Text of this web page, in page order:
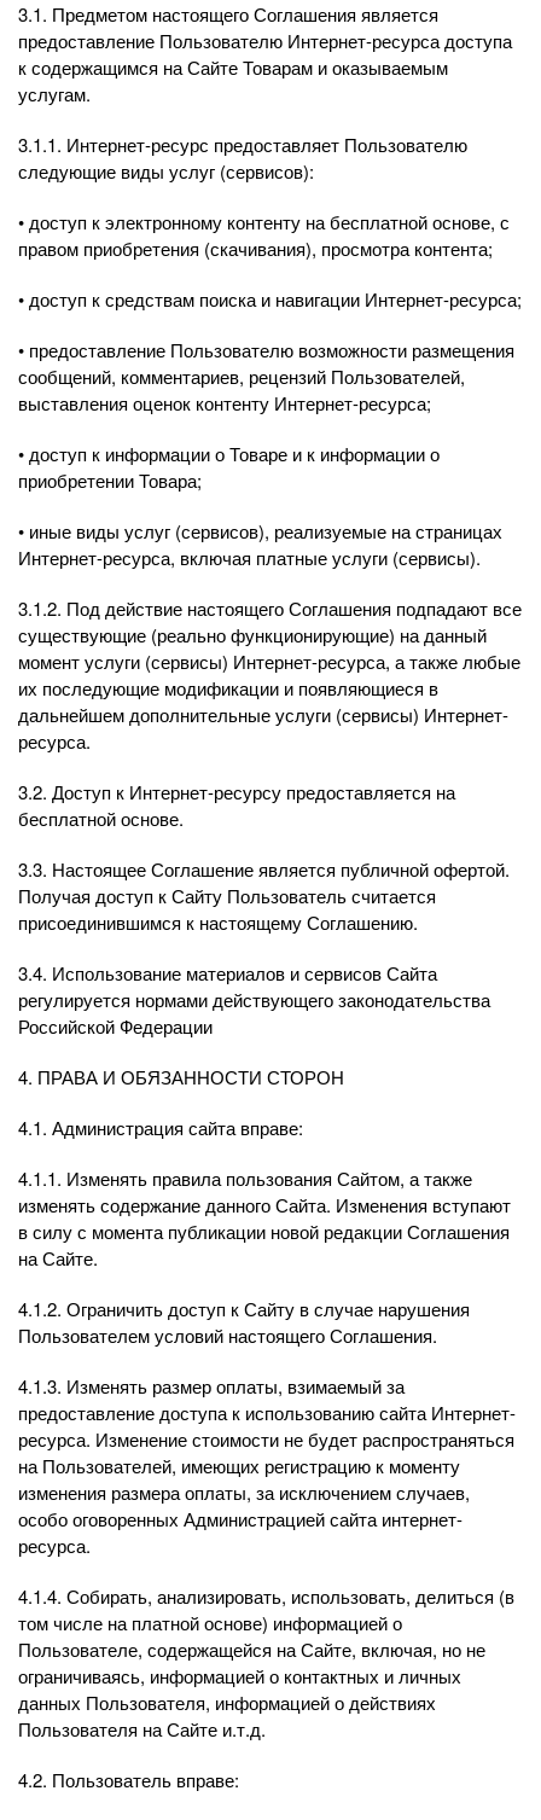
3.1. Предметом настоящего Соглашения является
предоставление Пользователю Интернет-ресурса доступа
к содержащимся на Сайте Товарам и оказываемым
услугам.
3.1.1. Интернет-ресурс предоставляет Пользователю
следующие виды услуг (сервисов):
• доступ к электронному контенту на бесплатной основе, с
правом приобретения (скачивания), просмотра контента;
• доступ к средствам поиска и навигации Интернет-ресурса;
• предоставление Пользователю возможности размещения
сообщений, комментариев, рецензий Пользователей,
выставления оценок контенту Интернет-ресурса;
• доступ к информации о Товаре и к информации о
приобретении Товара;
• иные виды услуг (сервисов), реализуемые на страницах
Интернет-ресурса, включая платные услуги (сервисы).
3.1.2. Под действие настоящего Соглашения подпадают все
существующие (реально функционирующие) на данный
момент услуги (сервисы) Интернет-ресурса, а также любые
их последующие модификации и появляющиеся в
дальнейшем дополнительные услуги (сервисы) Интернет-
ресурса.
3.2. Доступ к Интернет-ресурсу предоставляется на
бесплатной основе.
3.3. Настоящее Соглашение является публичной офертой.
Получая доступ к Сайту Пользователь считается
присоединившимся к настоящему Соглашению.
3.4. Использование материалов и сервисов Сайта
регулируется нормами действующего законодательства
Российской Федерации
4. ПРАВА И ОБЯЗАННОСТИ СТОРОН
4.1. Администрация сайта вправе:
4.1.1. Изменять правила пользования Сайтом, а также
изменять содержание данного Сайта. Изменения вступают
в силу с момента публикации новой редакции Соглашения
на Сайте.
4.1.2. Ограничить доступ к Сайту в случае нарушения
Пользователем условий настоящего Соглашения.
4.1.3. Изменять размер оплаты, взимаемый за
предоставление доступа к использованию сайта Интернет-
ресурса. Изменение стоимости не будет распространяться
на Пользователей, имеющих регистрацию к моменту
изменения размера оплаты, за исключением случаев,
особо оговоренных Администрацией сайта интернет-
ресурса.
4.1.4. Собирать, анализировать, использовать, делиться (в
том числе на платной основе) информацией о
Пользователе, содержащейся на Сайте, включая, но не
ограничиваясь, информацией о контактных и личных
данных Пользователя, информацией о действиях
Пользователя на Сайте и.т.д.
4.2. Пользователь вправе: